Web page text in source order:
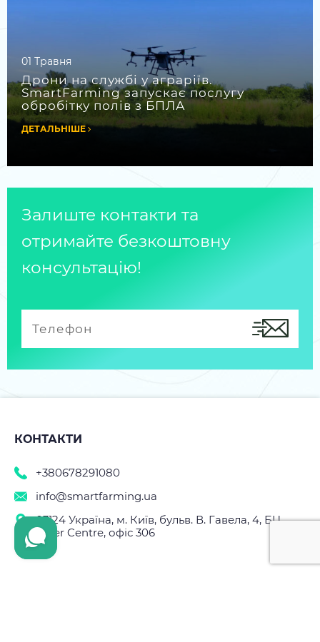
01 Травня
Дрони на службі у аграріїв.
SmartFarming запускає послугу
обробітку полів з БПЛА
ДЕТАЛЬНІШЕ
Залиште контакти та
отримайте безкоштовну
консультацію!
КОНТАКТИ
+380678291080
info@smartfarming.ua
03124 Україна, м. Київ, бульв. В. Гавела, 4, БЦ
Silver Centre, офіс 306